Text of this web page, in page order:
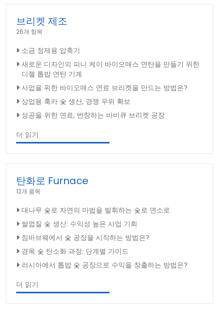
브리켓 제조
26개 항목
소금 정제용 압축기
새로운 디자인의 피니 케이 바이오매스 연탄을 만들기 위한
디젤 톱밥 연탄 기계
사업을 위한 바이오매스 연료 브리켓을 만드는 방법은?
상업용 훅카 숯 생산, 경쟁 우위 확보
성공을 위한 연료, 번창하는 바비큐 브리켓 공장
더 읽기
탄화로 Furnace
12개 품목
대나무 숯로 자연의 마법을 발휘하는 숯로 연소로
쌀껍질 숯 생산: 수익성 높은 사업 기회
짐바브웨에서 숯 공장을 시작하는 방법은?
경목 숯 탄소화 과정: 단계별 가이드
러시아에서 톱밥 숯 공장으로 수익을 창출하는 방법은?
더 읽기